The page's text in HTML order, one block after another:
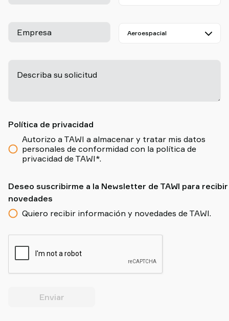
Empresa
Describa su solicitud
Política de privacidad
Autorizo a TAWI a almacenar y tratar mis datos
personales de conformidad con la política de
privacidad de TAWI*.
Deseo suscribirme a la Newsletter de TAWI para recibir
novedades
Quiero recibir información y novedades de TAWI.
Enviar